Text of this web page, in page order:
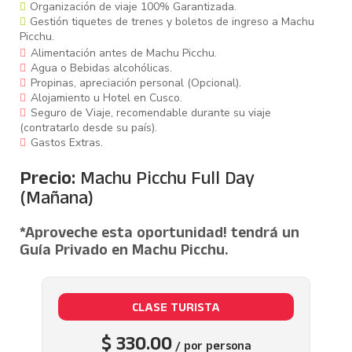
04:00 AM - 18:30 / 19:00 PM
El tour comienza temprano en la madrugada con la
de tren en Ollantaytambo, ubicada en el Valle Sagrado
de los Incas.
que te llevará a través de hermosos paisajes naturales
hasta el poblado de Aguas Calientes. Durante el viaje,
podrás disfrutar de impresionantes vistas de las
Al llegar a Aguas Calientes(Machu Picchu Pueblo)
entre las07:00 / 08:00 AM, junto a nuestro transfer te
llevará a la estación de bus para dirigirnos al puesto de
control de ingreso a Machu Picchu, donde serás recibido
Organización de viaje 100% Garantizada.
Gestión tiquetes de trenes y boletos de ingreso a Machu
Picchu.
Alimentación antes de Machu Picchu.
Agua o Bebidas alcohólicas.
Propinas, apreciación personal (Opcional).
Alojamiento u Hotel en Cusco.
Seguro de Viaje, recomendable durante su viaje
(contratarlo desde su país).
Gastos Extras.
Precio: Machu Picchu Full Day
(Mañana)
*Aproveche esta oportunidad! tendrá un
Guía Privado en Machu Picchu.
CLASE TURISTA
/ por persona